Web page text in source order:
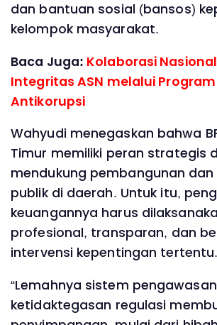
dan bantuan sosial (bansos)
kelompok masyarakat.
Baca Juga: Kolaborasi
Integritas ASN melalui
Antikorupsi
Wahyudi menegaskan bahwa
Timur memiliki peran strategis
mendukung pembangunan
publik di daerah. Untuk itu,
keuangannya harus
profesional, transparan, dan
intervensi kepentingan tertentu.
“Lemahnya sistem
ketidaktegasan regulasi